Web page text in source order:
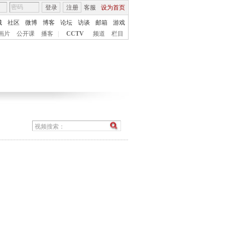
客服 设为首页
登录 注册
社区 微博 博客 论坛 访谈 邮箱
游戏
片 公开课 播客 CCTV 频道 栏目